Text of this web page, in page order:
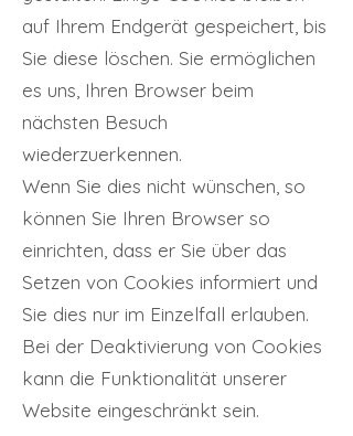
auf Ihrem Endgerät gespeichert, bis
Sie diese löschen. Sie ermöglichen
es uns, Ihren Browser beim
nächsten Besuch
wiederzuerkennen.
Wenn Sie dies nicht wünschen, so
können Sie Ihren Browser so
einrichten, dass er Sie über das
Setzen von Cookies informiert und
Sie dies nur im Einzelfall erlauben.
Bei der Deaktivierung von Cookies
kann die Funktionalität unserer
Website eingeschränkt sein.